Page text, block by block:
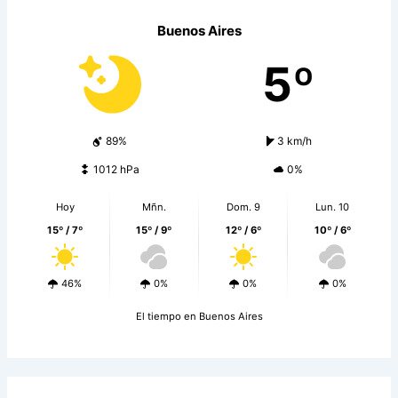
Buenos Aires
5º
89% 3 km/h
1012 hPa 0%
Hoy
15º / 7º
46%
Mñn.
15º / 9º
0%
Dom. 9
12º / 6º
0%
Lun. 10
10º / 6º
0%
El tiempo en Buenos Aires